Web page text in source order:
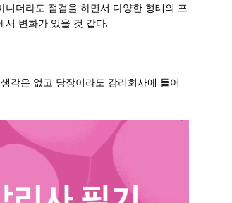
더라도 점검을 하면서 다양한 형태의 프
서 변화가 있을 것 같다.
각은 없고 당장이라도 감리회사에 들어